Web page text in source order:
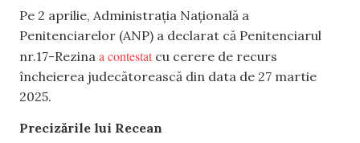
Pe 2 aprilie, Administrația Națională a
Penitenciarelor (ANP) a declarat că Penitenciarul
nr.17-Rezina a contestat cu cerere de recurs
încheierea judecătorească din data de 27 martie
2025.
Precizările lui Recean